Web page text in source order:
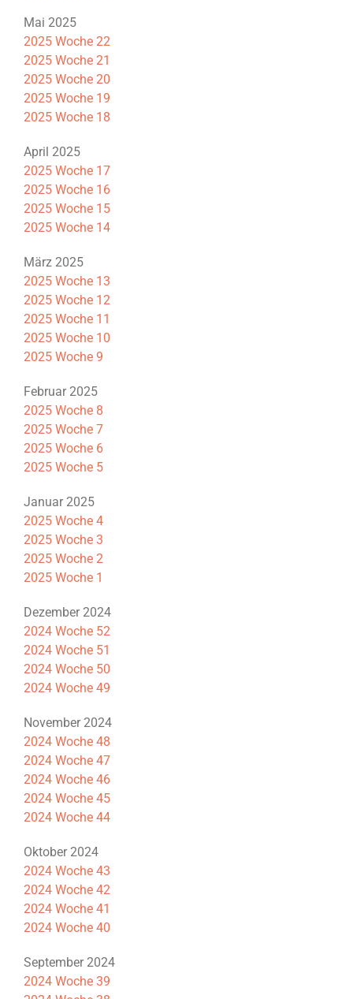
Mai 2025
2025 Woche 22
2025 Woche 21
2025 Woche 20
2025 Woche 19
2025 Woche 18
April 2025
2025 Woche 17
2025 Woche 16
2025 Woche 15
2025 Woche 14
März 2025
2025 Woche 13
2025 Woche 12
2025 Woche 11
2025 Woche 10
2025 Woche 9
Februar 2025
2025 Woche 8
2025 Woche 7
2025 Woche 6
2025 Woche 5
Januar 2025
2025 Woche 4
2025 Woche 3
2025 Woche 2
2025 Woche 1
Dezember 2024
2024 Woche 52
2024 Woche 51
2024 Woche 50
2024 Woche 49
November 2024
2024 Woche 48
2024 Woche 47
2024 Woche 46
2024 Woche 45
2024 Woche 44
Oktober 2024
2024 Woche 43
2024 Woche 42
2024 Woche 41
2024 Woche 40
September 2024
2024 Woche 39